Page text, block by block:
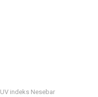
UV indeks Nesebar